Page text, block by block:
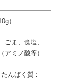
）
ごま、食塩、
アミノ酸等）
んぱく質：